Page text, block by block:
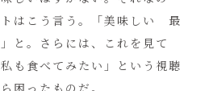
はこう言う。「美味しい 最
と。さらには、これを見て
も食べてみたい」という視聴